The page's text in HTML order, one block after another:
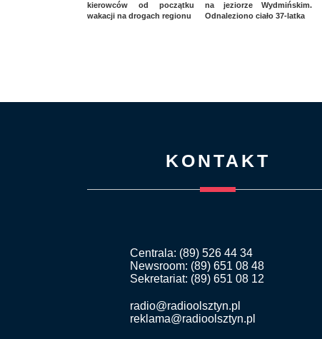
kierowców od początku
wakacji na drogach regionu
na jeziorze Wydmińskim.
Odnaleziono ciało 37-latka
KONTAKT
Centrala: (89) 526 44 34
Newsroom: (89) 651 08 48
Sekretariat: (89) 651 08 12
radio@radioolsztyn.pl
reklama@radioolsztyn.pl